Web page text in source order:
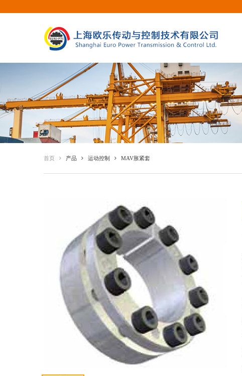
首页 产品 运动控制 MAV胀紧套